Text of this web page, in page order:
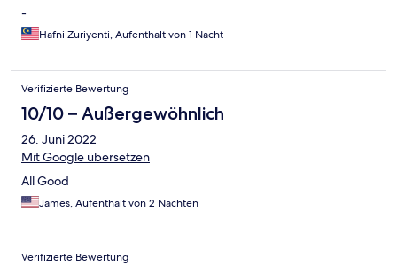
-
Hafni Zuriyenti, Aufenthalt von 1 Nacht
Verifizierte Bewertung
10/10 – Außergewöhnlich
26. Juni 2022
Mit Google übersetzen
All Good
James, Aufenthalt von 2 Nächten
Verifizierte Bewertung